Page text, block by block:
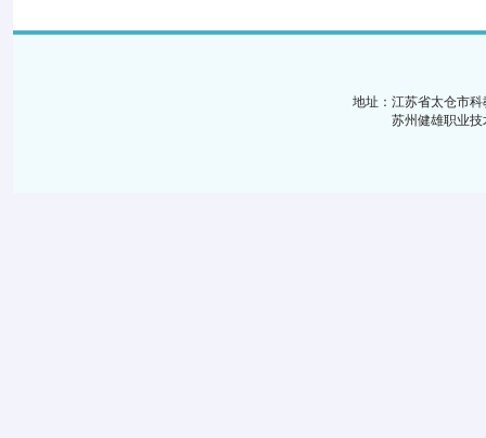
地址：江苏省太仓市
苏州健雄职业